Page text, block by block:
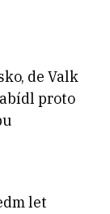
de Valk
proto
let